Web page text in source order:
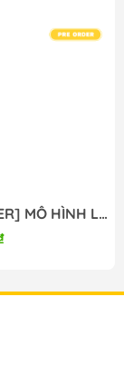
[PRE ORDER] MÔ HÌNH Limelight Lemonade Jam - Harumi Ena - 1/3.5 (Alice Glint) FIGURE CHÍNH HÃNG